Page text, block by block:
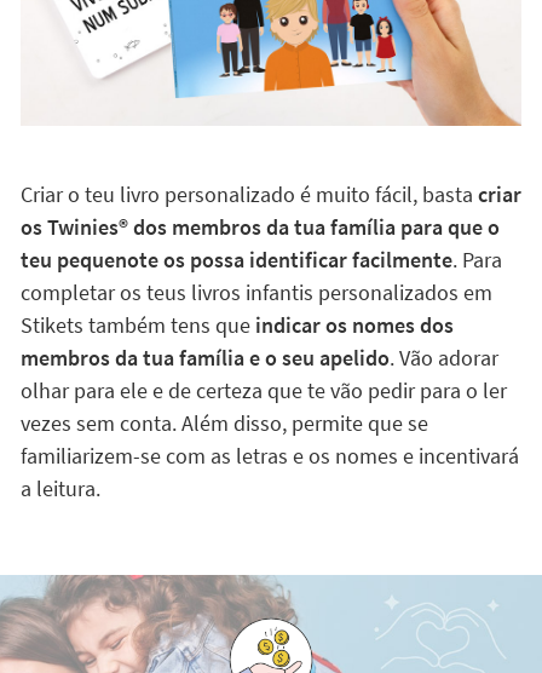
Criar o teu livro personalizado é muito fácil, basta criar
os Twinies®️ dos membros da tua família para que o
teu pequenote os possa identificar facilmente. Para
completar os teus livros infantis personalizados em
Stikets também tens queindicar os nomes dos
membros da tua família e o seu apelido. Vão adorar
olhar para ele e de certeza que te vão pedir para o ler
vezes sem conta. Além disso, permite que se
familiarizem-se com as letras e os nomes e incentivará
a leitura.